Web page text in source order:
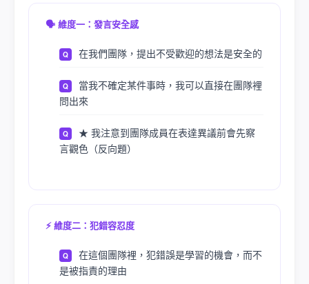
🗣️ 維度一：發言安全感
在我們團隊，提出不受歡迎的想法是安全的
當我不確定某件事時，我可以直接在團隊裡
問出來
★ 我注意到團隊成員在表達異議前會先察
言觀色（反向題）
⚡ 維度二：犯錯容忍度
在這個團隊裡，犯錯誤是學習的機會，而不
是被指責的理由